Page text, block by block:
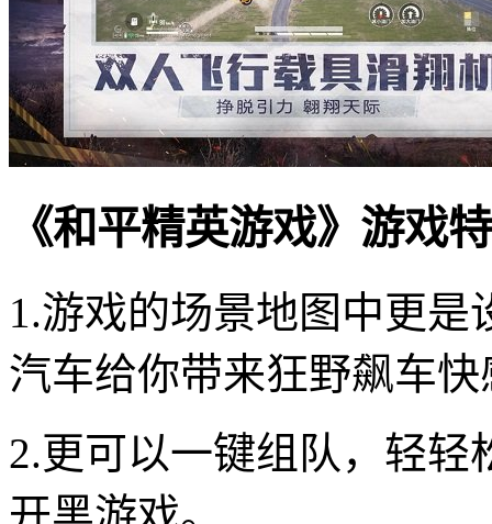
《和平精英游戏》游戏
1.游戏的场景地图中更
汽车给你带来狂野飙车快
2.更可以一键组队，轻
开黑游戏。